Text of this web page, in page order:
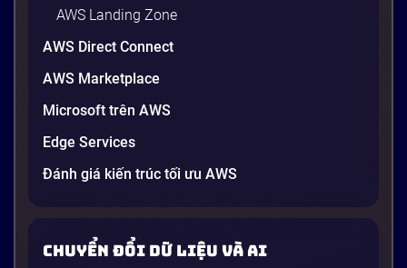
Generative AI là gì? Giải thích đơn giản
và ứng dụng cho doanh nghiệp Việt
Nam 2026
Gần đây, bạn có thể nghe đến thuật ngữ “Generative
AI” được nhắc khắp nơi: từ báo cáo chiến lược của
dường như chỉ được viết cho kỹ sư, không phải cho
người […]
AWS Landing Zone
AWS Direct Connect
AWS Marketplace
Microsoft trên AWS
Edge Services
Đánh giá kiến trúc tối ưu AWS
Chuyển đổi dữ liệu và AI